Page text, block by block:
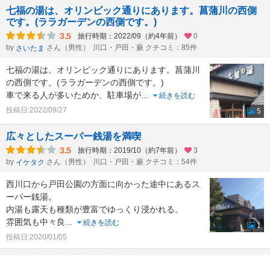
七福の湯は、オリンピック通りにあります。菖蒲川の西側
です。(ララガーデンの西側です。)
3.5 旅行時期：2022/09（約4年前）
0
by さいたま さん（男性） 川口・戸田・蕨 クチコミ：85件
七福の湯は、オリンピック通りにあります。菖蒲川
の西側です。(ララガーデンの西側です。)
車で来る人が多いためか、駐車場が...
続きを読む
投稿日:2022/09/27
5
広々としたスーパー銭湯を満喫
3.5 旅行時期：2019/10（約7年前）
3
by イケタク さん（男性） 川口・戸田・蕨 クチコミ：54件
西川口から戸田公園の方面に向かった途中にあるス
ーパー銭湯。
内湯も露天も種類が豊富でゆっくり浸かれる。
雰囲気も中々良...
続きを読む
投稿日:2020/01/05
1